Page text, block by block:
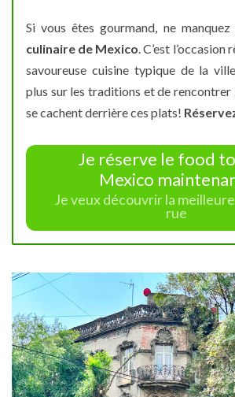
Si vous êtes gourmand, ne
culinaire de Mexico. C’est l’occasion
savoureuse cuisine typique de la
plus sur les traditions et de rencontrer
se cachent derrière ces plats!
Je réserve le food
Mexico
Je veux découvrir la
rue